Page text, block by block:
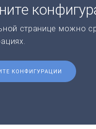
странице можно
КОНФИГУРАЦИИ